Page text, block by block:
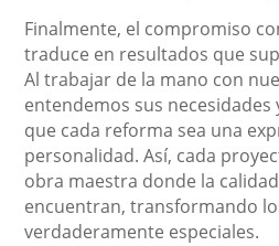
Finalmente, el compromiso
traduce en resultados que
Al trabajar de la mano con
entendemos sus necesidades
que cada reforma sea una
personalidad. Así, cada
obra maestra donde la
encuentran, transformando
verdaderamente especiales.